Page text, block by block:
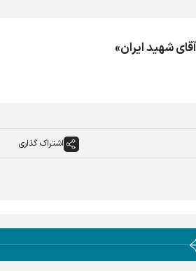
شهید ایران»
اشتراک گذاری